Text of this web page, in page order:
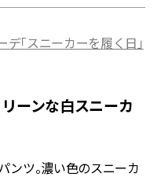
「スニーカーを履く日」
ーンな白スニーカ
ツ。濃い色のスニーカ